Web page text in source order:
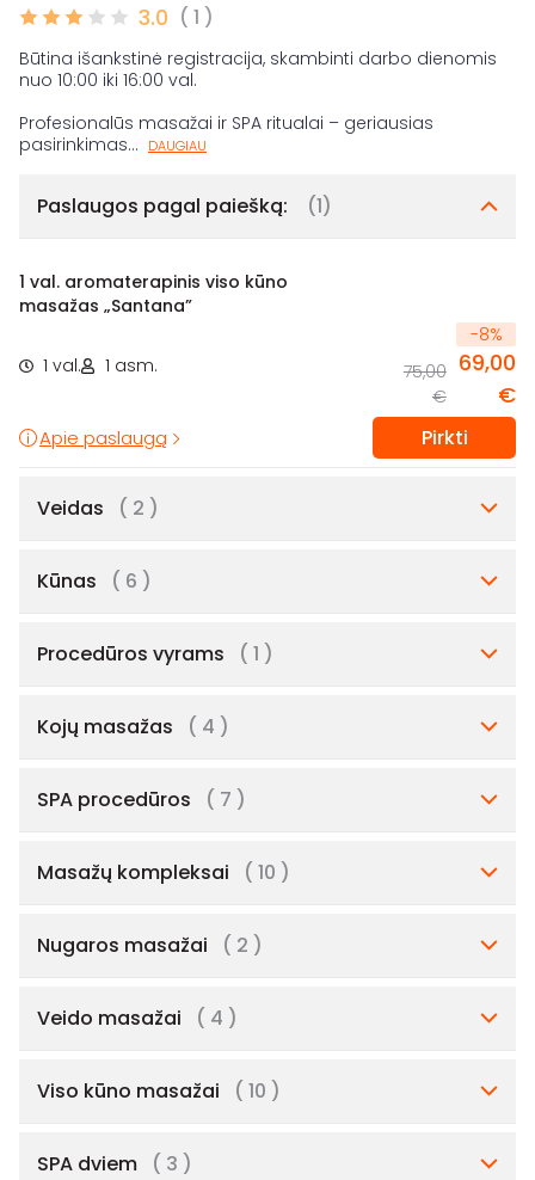
3.0 ( 1 )
Būtina išankstinė registracija, skambinti darbo dienomis
nuo 10:00 iki 16:00 val.
Profesionalūs masažai ir SPA ritualai – geriausias
pasirinkimas... DAUGIAU
Paslaugos pagal paiešką: (1)
1 val. aromaterapinis viso kūno
masažas „Santana”
1 val. 1 asm.
-8%
75,00
€
69,00
€
Apie paslaugą Pirkti
Veidas ( 2 )
Kūnas ( 6 )
Procedūros vyrams ( 1 )
Kojų masažas ( 4 )
SPA procedūros ( 7 )
Masažų kompleksai ( 10 )
Nugaros masažai ( 2 )
Veido masažai ( 4 )
Viso kūno masažai ( 10 )
SPA dviem ( 3 )